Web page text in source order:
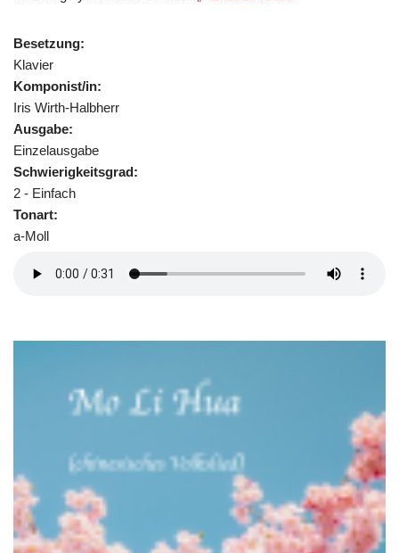
Besetzung:
Klavier
Komponist/in:
Iris Wirth-Halbherr
Ausgabe:
Einzelausgabe
Schwierigkeitsgrad:
2 - Einfach
Tonart:
a-Moll